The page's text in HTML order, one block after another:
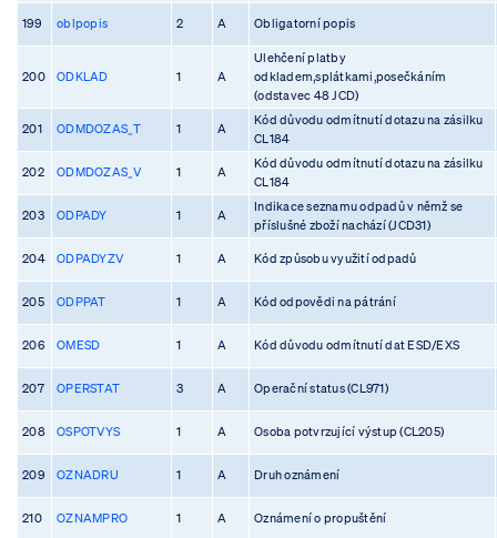
199 oblpopis 2 A Obligatorní popis
200 ODKLAD 1 A
Ulehčení platby
odkladem,splátkami,posečkáním
(odstavec 48 JCD)
201 ODMDOZAS_T 1 A
Kód důvodu odmítnutí dotazu na zásilku
CL184
202 ODMDOZAS_V 1 A
Kód důvodu odmítnutí dotazu na zásilku
CL184
203 ODPADY 1 A
Indikace seznamu odpadů v němž se
příslušné zboží nachází (JCD31)
204 ODPADYZV 1 A Kód způsobu využití odpadů
205 ODPPAT 1 A Kód odpovědi na pátrání
206 OMESD 1 A Kód důvodu odmítnutí dat ESD/EXS
207 OPERSTAT 3 A Operační status (CL971)
208 OSPOTVYS 1 A Osoba potvrzující výstup (CL205)
209 OZNADRU 1 A Druh oznámení
210 OZNAMPRO 1 A Oznámení o propuštění